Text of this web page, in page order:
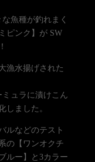
魚種が釣れまく
ピンク】が SW
漁水揚げされた
ュラに漬けこん
しました。
ルなどのテスト
の【ワンオクチ
ルー】と3カラー